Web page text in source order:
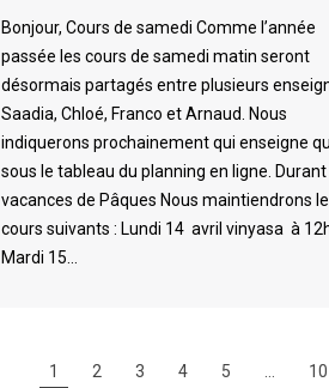
Bonjour, Cours de samedi Comme l’année
passée les cours de samedi matin seront
désormais partagés entre plusieurs
Saadia, Chloé, Franco et Arnaud. Nous
indiquerons prochainement qui enseigne
sous le tableau du planning en ligne. Durant
vacances de Pâques Nous maintiendrons
cours suivants : Lundi 14 avril vinyasa à
Mardi 15…
1 2 3 4 5 … 10